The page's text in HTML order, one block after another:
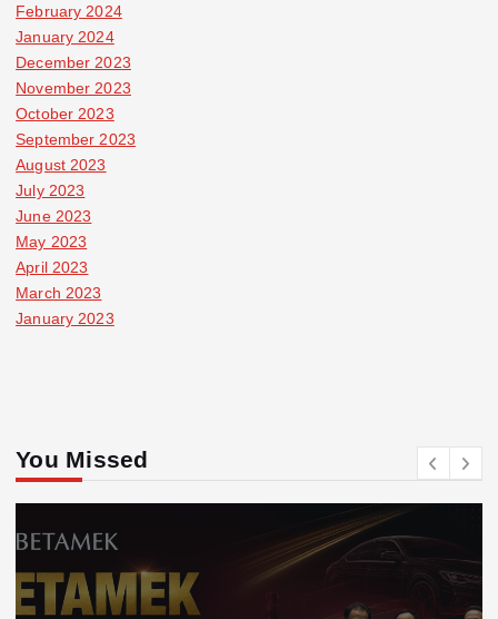
February 2024
January 2024
December 2023
November 2023
October 2023
September 2023
August 2023
July 2023
June 2023
May 2023
April 2023
March 2023
January 2023
You Missed